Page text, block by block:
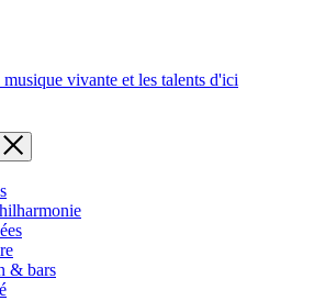
vivante et les talents d'ici
& bars